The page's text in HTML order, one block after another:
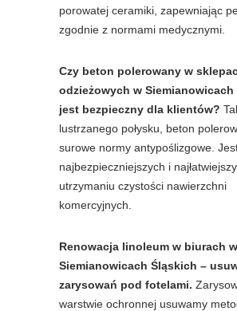
porowatej ceramiki, zapewniając
zgodnie z normami medycznymi.
Czy beton polerowany w
odzieżowych w Siemianowicach
jest bezpieczny dla klientów?
lustrzanego połysku, beton
surowe normy antypoślizgowe.
najbezpieczniejszych i
utrzymaniu czystości nawierzchni
komercyjnych.
Renowacja linoleum w biurach w
Siemianowicach Śląskich –
zarysowań pod fotelami.
warstwie ochronnej usuwamy